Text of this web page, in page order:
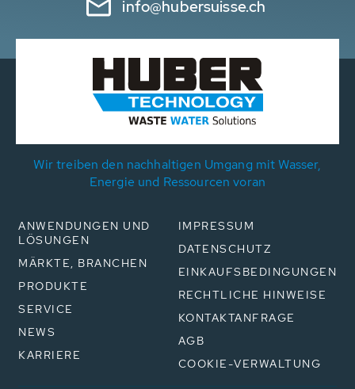
info@hubersuisse.ch
Wir treiben den nachhaltigen Umgang mit Wasser,
Energie und Ressourcen voran
ANWENDUNGEN UND
LÖSUNGEN
MÄRKTE, BRANCHEN
PRODUKTE
SERVICE
NEWS
KARRIERE
IMPRESSUM
DATENSCHUTZ
EINKAUFSBEDINGUNGEN
RECHTLICHE HINWEISE
KONTAKTANFRAGE
AGB
COOKIE-VERWALTUNG